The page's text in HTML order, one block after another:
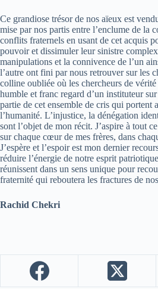
Ce grandiose trésor de nos aïeux est
mise par nos partis entre l’enclume de la
conflits fraternels en usant de cet acquis
pouvoir et dissimuler leur sinistre
manipulations et la connivence de l’un
l’autre ont fini par nous retrouver sur les
colline oubliée où les chercheurs de
humble et franc regard d’un instituteur
partie de cet ensemble de cris qui portent
l’humanité. L’injustice, la dénégation
sont l’objet de mon récit. J’aspire à tout
sur chaque cœur de mes frères, dans
J’espère et l’espoir est mon dernier
réduire l’énergie de notre esprit
réunissent dans un sens unique pour
fraternité qui reboutera les fractures de
Rachid Chekri